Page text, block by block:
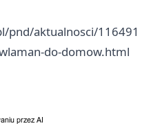
pnd/aktualnosci/116491
do-domow.html